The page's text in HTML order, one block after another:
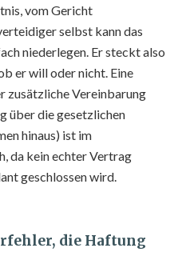
vom Gericht
selbst kann das
niederlegen. Er steckt also
er will oder nicht. Eine
zusätzliche Vereinbarung
über die gesetzlichen
hinaus) ist im
da kein echter Vertrag
geschlossen wird.
die Haftung